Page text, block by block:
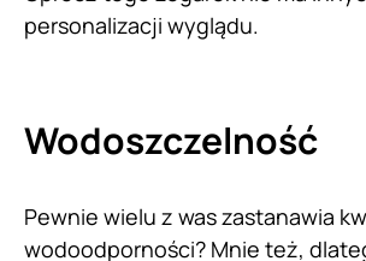
personalizacji wyglądu.
Wodoszczelność
Pewnie wielu z was zastanawia
wodoodporności? Mnie też,